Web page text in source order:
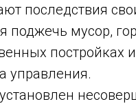
последствия
поджечь мусор,
управления.